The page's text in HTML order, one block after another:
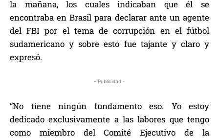
la mañana, los cuales indicaban que él se
encontraba en Brasil para declarar ante un agente
del FBI por el tema de corrupción en el fútbol
sudamericano y sobre esto fue tajante y claro y
expresó.
- Publicidad -
“No tiene ningún fundamento eso. Yo estoy
dedicado exclusivamente a las labores que tengo
como miembro del Comité Ejecutivo de la